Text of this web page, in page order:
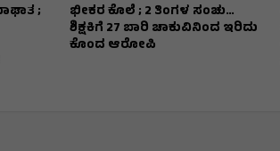
;
ಭೀಕರ ಕೊಲೆ ; 2 ತಿಂಗಳ ಸಂಚು…
ಶಿಕ್ಷಕಿಗೆ 27 ಬಾರಿ ಚಾಕುವಿನಿಂದ ಇರಿದು
ಕೊಂದ ಆರೋಪಿ